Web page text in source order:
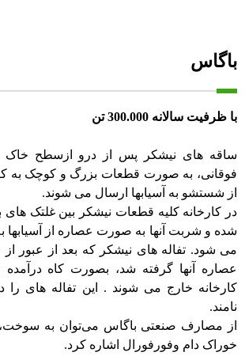
باگاس
با ظرفیت سالانه 300.000 تن
ساقه های نیشکر پس از درو ازسطح خاک
فوقانی، به صورت قطعات بزرگ و کوچک به
از شستشو به آسیابها ارسال می شوند.
در کارخانه کلیه قطعات نیشکر بین غلتک
شده و شربت آنها به صورت عصاره از آسیابها
می شود. تفاله های نیشکر که بعد از عبور
عصاره آنها گرفته شد، بصورت کاه درآمده
کارخانه خارج می شوند . این تفاله های
نامند.
از مصارف صنعتی باگاس می‌توان به سوخت،
خوراک دام وفورفورال اشاره کرد.